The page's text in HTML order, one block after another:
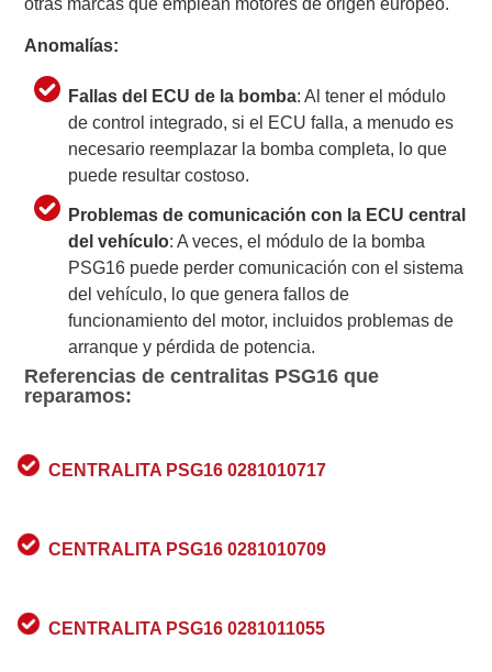
Anomalías:
Fallas del ECU de la bomba: Al tener el módulo
de control integrado, si el ECU falla, a menudo es
necesario reemplazar la bomba completa, lo que
puede resultar costoso.
Problemas de comunicación con la ECU central
del vehículo: A veces, el módulo de la bomba
PSG16 puede perder comunicación con el sistema
del vehículo, lo que genera fallos de
funcionamiento del motor, incluidos problemas de
arranque y pérdida de potencia.
Referencias de centralitas PSG16 que
reparamos:
CENTRALITA PSG16 0281010717
CENTRALITA PSG16 0281010709
CENTRALITA PSG16 0281011055